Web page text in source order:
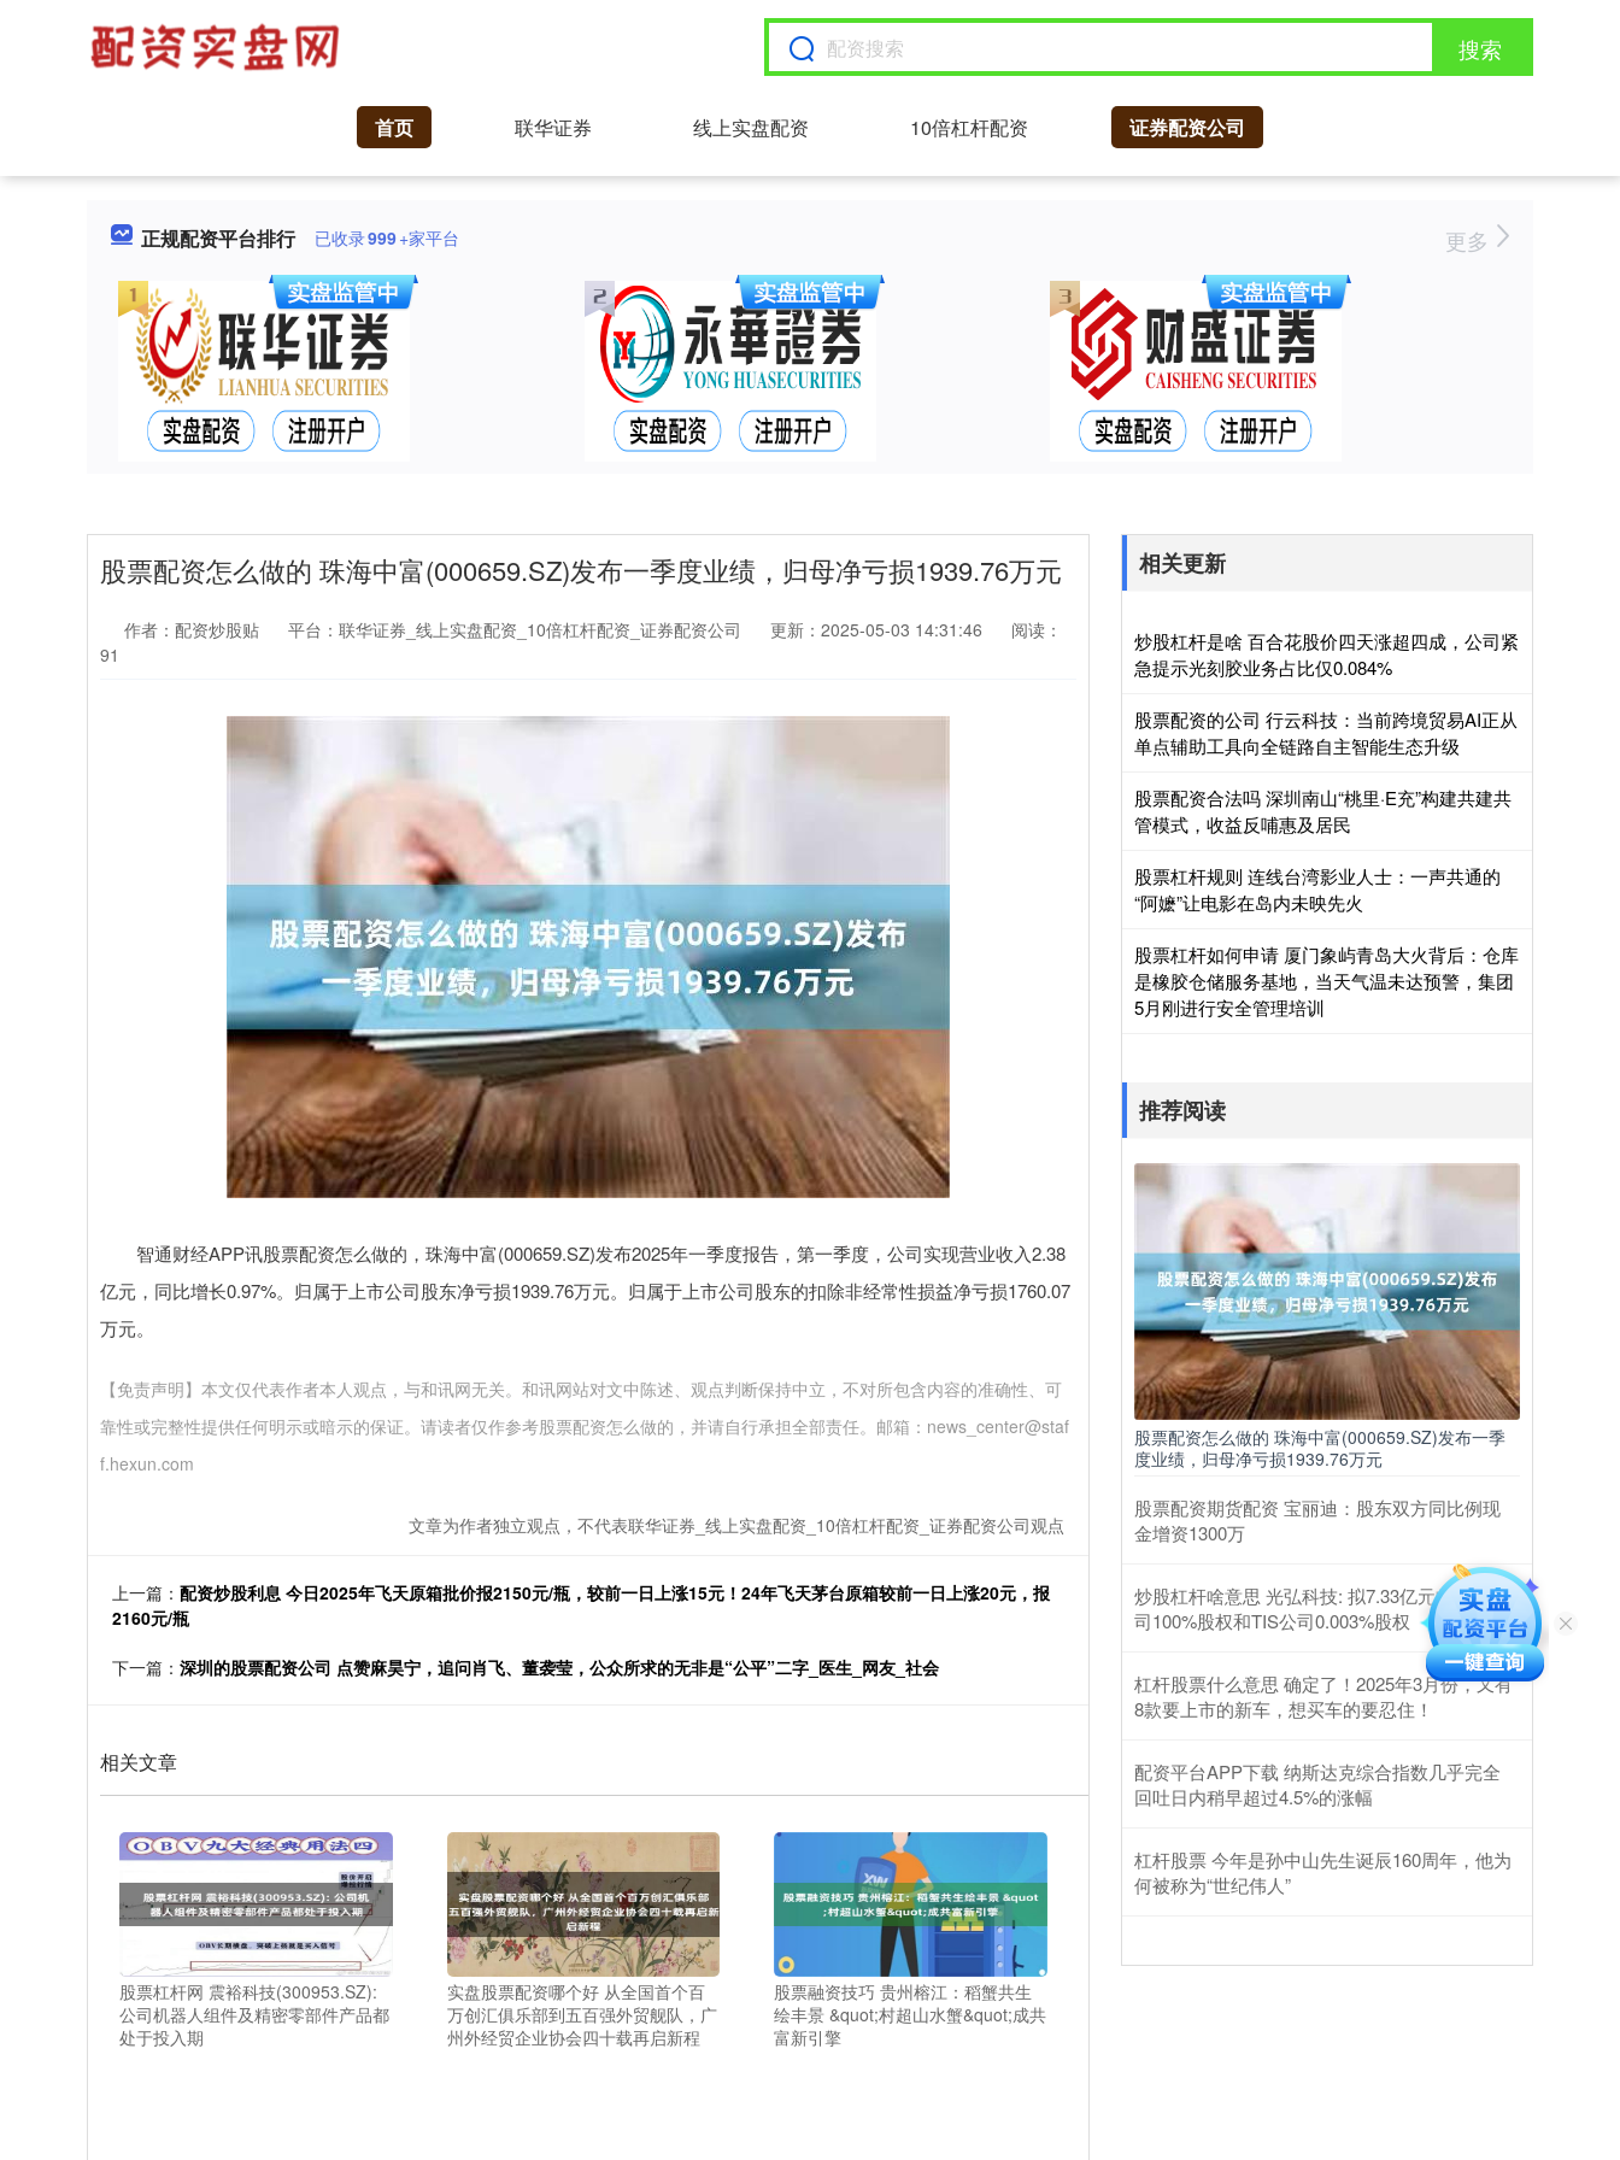
搜索
首页 联华证券 线上实盘配资 10倍杠杆配资 证券配资公司
正规配资平台排行 已收录999+家平台 更多
股票配资怎么做的 珠海中富(000659.SZ)发布一季度业绩，归母净亏损1939.76万元
作者：配资炒股贴 平台：联华证券_线上实盘配资_10倍杠杆配资_证券配资公司 更新：2025-05-03 14:31:46
阅读：
91
智通财经APP讯股票配资怎么做的，珠海中富(000659.SZ)发布2025年一季度报告，第一季度，公司实现营业收入2.38
亿元，同比增长0.97%。归属于上市公司股东净亏损1939.76万元。归属于上市公司股东的扣除非经常性损益净亏损1760.07
万元。
【免责声明】本文仅代表作者本人观点，与和讯网无关。和讯网站对文中陈述、观点判断保持中立，不对所包含内容的准确性、可
靠性或完整性提供任何明示或暗示的保证。请读者仅作参考股票配资怎么做的，并请自行承担全部责任。邮箱：news_center@staf
f.hexun.com
文章为作者独立观点，不代表联华证券_线上实盘配资_10倍杠杆配资_证券配资公司观点
上一篇： 配资炒股利息 今日2025年飞天原箱批价报2150元/瓶，较前一日上涨15元！24年飞天茅台原箱较前一日上涨20元，报
2160元/瓶
下一篇： 深圳的股票配资公司 点赞麻昊宁，追问肖飞、董袭莹，公众所求的无非是“公平”二字_医生_网友_社会
相关文章
股票杠杆网 震裕科技(300953.SZ):
公司机器人组件及精密零部件产品都
处于投入期
实盘股票配资哪个好 从全国首个百
万创汇俱乐部到五百强外贸舰队，广
州外经贸企业协会四十载再启新程
股票融资技巧 贵州榕江：稻蟹共生
绘丰景 &quot;村超山水蟹&quot;成共
富新引擎
相关更新
炒股杠杆是啥 百合花股价四天涨超四成，公司紧
急提示光刻胶业务占比仅0.084%
股票配资的公司 行云科技：当前跨境贸易AI正从
单点辅助工具向全链路自主智能生态升级
股票配资合法吗 深圳南山“桃里·E充”构建共建共
管模式，收益反哺惠及居民
股票杠杆规则 连线台湾影业人士：一声共通的
“阿嬷”让电影在岛内未映先火
股票杠杆如何申请 厦门象屿青岛大火背后：仓库
是橡胶仓储服务基地，当天气温未达预警，集团
5月刚进行安全管理培训
推荐阅读
股票配资怎么做的 珠海中富(000659.SZ)发布一季
度业绩，归母净亏损1939.76万元
股票配资期货配资 宝丽迪：股东双方同比例现
金增资1300万
炒股杠杆啥意思 光弘科技: 拟7.33亿元收购AC公
司100%股权和TIS公司0.003%股权
杠杆股票什么意思 确定了！2025年3月份，又有
8款要上市的新车，想买车的要忍住！
配资平台APP下载 纳斯达克综合指数几乎完全
回吐日内稍早超过4.5%的涨幅
杠杆股票 今年是孙中山先生诞辰160周年，他为
何被称为“世纪伟人”